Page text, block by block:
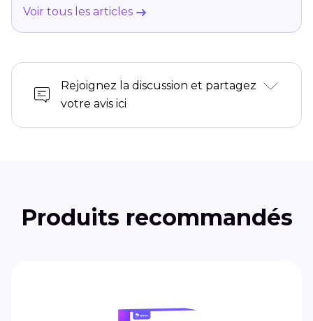
Voir tous les articles
Rejoignez la discussion et partagez
votre avis ici
Produits recommandés